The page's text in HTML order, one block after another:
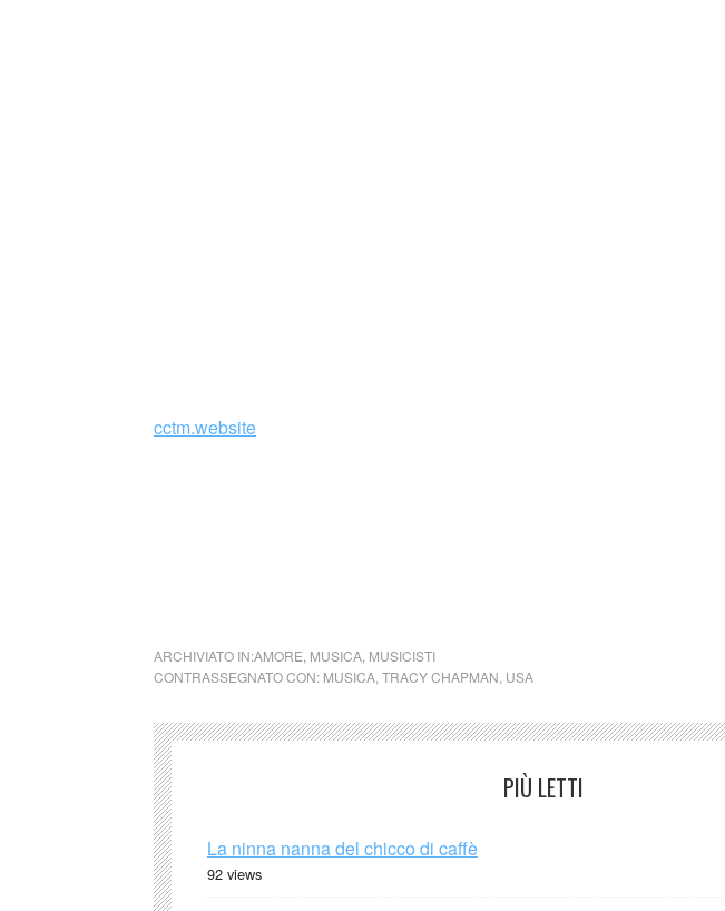
cctm.website
ARCHIVIATO IN:AMORE MUSICA MUSICISTI
CONTRASSEGNATO CON: MUSICA TRACY CHAPMAN USA
PIÙ LETTI
La ninna nanna del chicco di caffè
92 views